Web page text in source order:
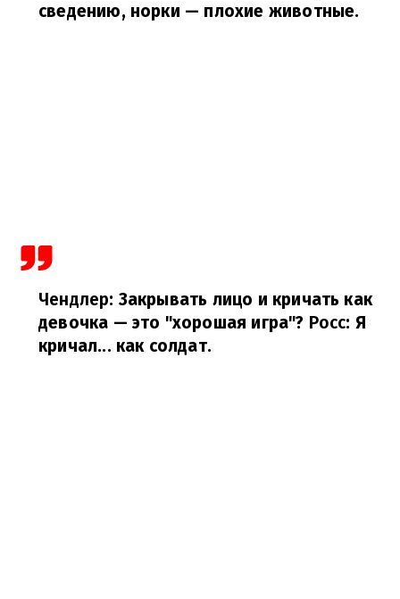
сведению, норки — плохие животные.
Чендлер: Закрывать лицо и кричать как
девочка — это "хорошая игра"? Росс: Я
кричал... как солдат.